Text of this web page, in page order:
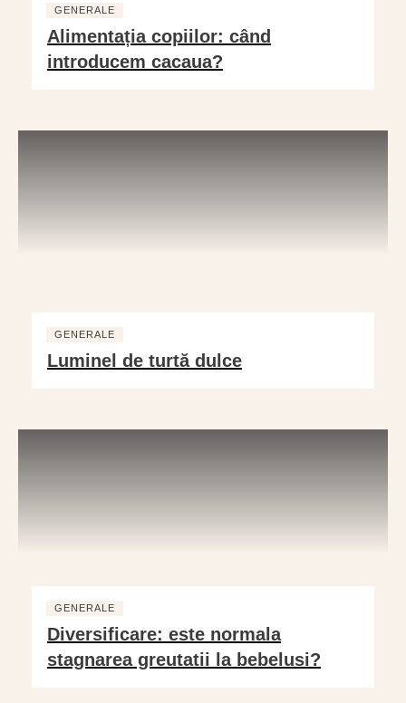
GENERALE
Alimentația copiilor: când
introducem cacaua?
GENERALE
Luminel de turtă dulce
GENERALE
Diversificare: este normala
stagnarea greutatii la bebelusi?